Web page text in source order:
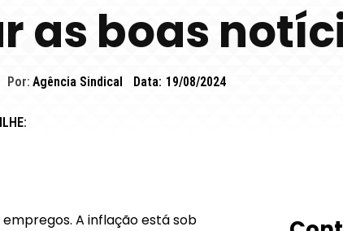
as boas
Por: Agência Sindical Data: 19/08/2024
A inflação está sob